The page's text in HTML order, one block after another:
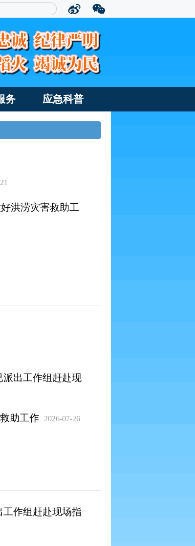
务 应急科普
洪涝灾害救助工
出工作组赶赴现
助工作
2026-07-26
作组赶赴现场指